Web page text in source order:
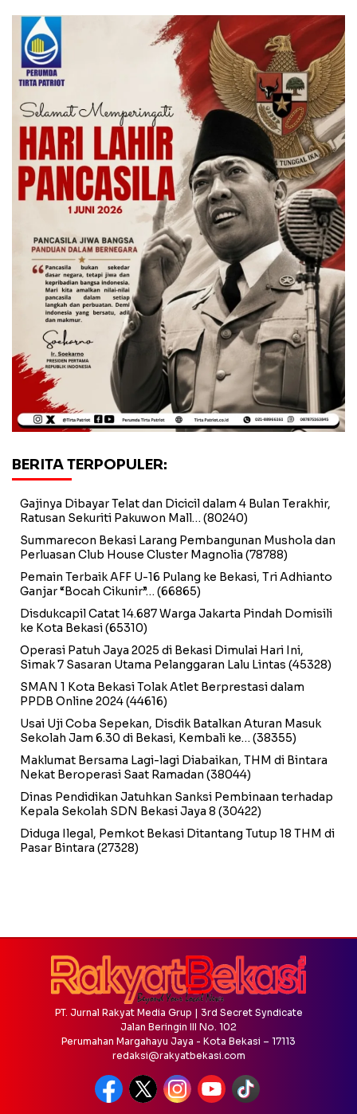
BERITA TERPOPULER:
Gajinya Dibayar Telat dan Dicicil dalam 4 Bulan Terakhir,
Ratusan Sekuriti Pakuwon Mall… (80240)
Summarecon Bekasi Larang Pembangunan Mushola dan
Perluasan Club House Cluster Magnolia (78788)
Pemain Terbaik AFF U-16 Pulang ke Bekasi, Tri Adhianto
Ganjar “Bocah Cikunir”… (66865)
Disdukcapil Catat 14.687 Warga Jakarta Pindah Domisili
ke Kota Bekasi(65310)
Operasi Patuh Jaya 2025 di Bekasi Dimulai Hari Ini,
Simak 7 Sasaran Utama Pelanggaran Lalu Lintas (45328)
SMAN 1 Kota Bekasi Tolak Atlet Berprestasi dalam
PPDB Online 2024(44616)
Usai Uji Coba Sepekan, Disdik Batalkan Aturan Masuk
Sekolah Jam 6.30 di Bekasi, Kembali ke… (38355)
Maklumat Bersama Lagi-lagi Diabaikan, THM di Bintara
Nekat Beroperasi Saat Ramadan (38044)
Dinas Pendidikan Jatuhkan Sanksi Pembinaan terhadap
Kepala Sekolah SDN Bekasi Jaya 8 (30422)
Diduga Ilegal, Pemkot Bekasi Ditantang Tutup 18 THM di
Pasar Bintara (27328)
PT. Jurnal Rakyat Media Grup | 3rd Secret Syndicate
Jalan Beringin III No. 102
Perumahan Margahayu Jaya - Kota Bekasi – 17113
redaksi@rakyatbekasi.com